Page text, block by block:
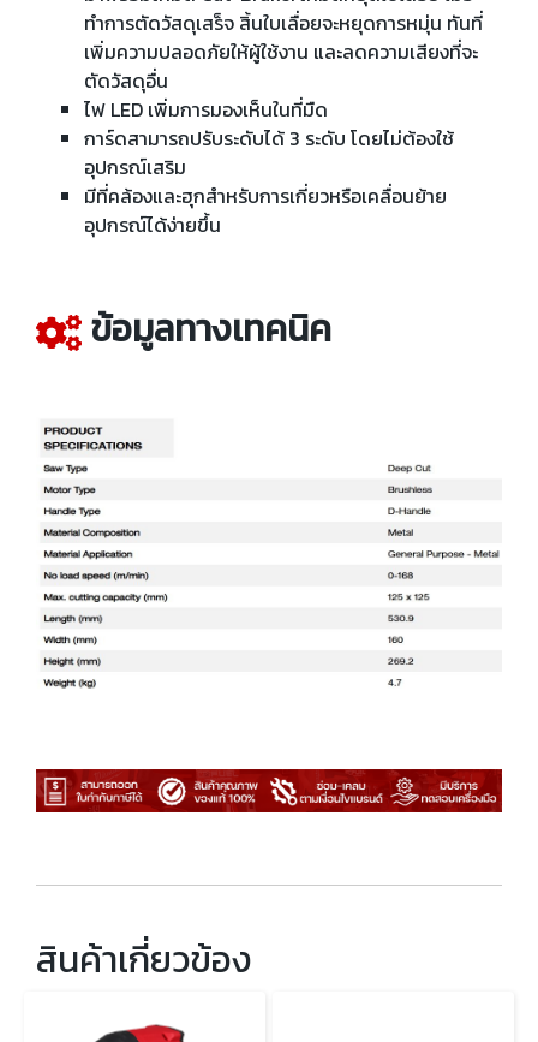
ทำการตัดวัสดุเสร็จ สิ้นใบเลื่อยจะหยุดการหมุ่น ทันที่
เพิ่มความปลอดภัยให้ผู้ใช้งาน และลดความเสียงที่จะ
ตัดวัสดุอื่น
ไฟ LED เพิ่มการมองเห็นในที่มืด
การ์ดสามารถปรับระดับได้ 3 ระดับ โดยไม่ต้องใช้
อุปกรณ์เสริม
มีที่คล้องและฮุกสำหรับการเกี่ยวหรือเคลื่อนย้าย
อุปกรณ์ได้ง่ายขึ้น
ข้อมูลทางเทคนิค
สินค้าเกี่ยวข้อง